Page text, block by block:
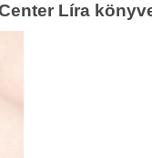
Líra